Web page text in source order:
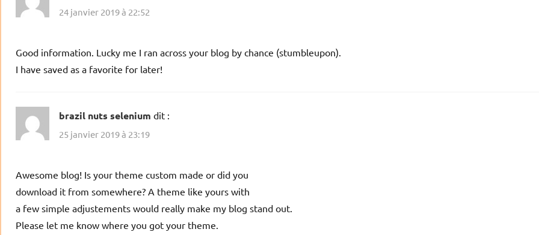
24 janvier 2019 à 22:52
Good information. Lucky me I ran across your blog by chance (stumbleupon).
I have saved as a favorite for later!
brazil nuts selenium dit :
25 janvier 2019 à 23:19
Awesome blog! Is your theme custom made or did you
download it from somewhere? A theme like yours with
a few simple adjustements would really make my blog stand out.
Please let me know where you got your theme.